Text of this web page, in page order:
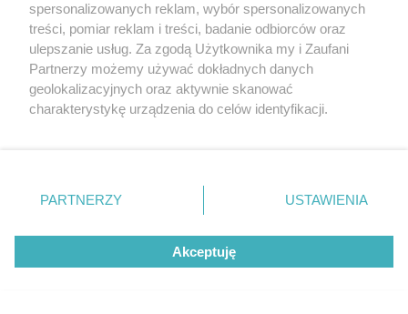
ZOBACZ WIĘCEJ
spersonalizowanych reklam, wybór spersonalizowanych
treści, pomiar reklam i treści, badanie odbiorców oraz
ulepszanie usług. Za zgodą Użytkownika my i Zaufani
Partnerzy możemy używać dokładnych danych
geolokalizacyjnych oraz aktywnie skanować
charakterystykę urządzenia do celów identyfikacji.
zmienić/wycofać klikając przycisk ustawień prywatności
znajdujący się w lewym dolnym rogu strony
rodzaje przetwarzania danych nie wymagają zgody
użytkownika, ale masz prawo sprzeciwić się takiemu
przetwarzaniu. Preferencje będą miały zastosowanie tylko
PARTNERZY USTAWIENIA
Akceptuję